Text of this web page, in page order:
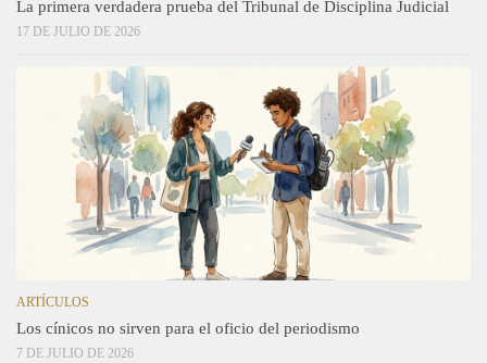
La primera verdadera prueba del Tribunal de Disciplina Judicial
17 DE JULIO DE 2026
ARTÍCULOS
Los cínicos no sirven para el oficio del periodismo
7 DE JULIO DE 2026